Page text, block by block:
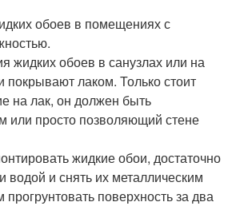
обоев в помещениях с
жидких обоев в санузлах или на
покрывают лаком. Только стоит
на лак, он должен быть
или просто позволяющий стене
жидкие обои, достаточно
водой и снять их металлическим
поверхность за два